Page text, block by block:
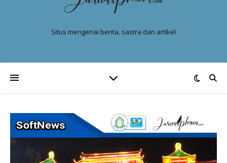
Situs mengenai berita, sastra dan artikel